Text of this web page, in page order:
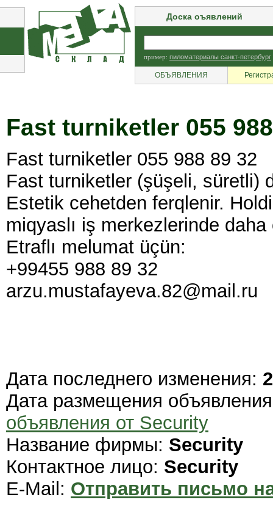
Доска оъявлений
пример: пиломатериалы санкт-петербург
ОБЪЯВЛЕНИЯ
Fast turniketler 055
Fast turniketler 055 988 89 32
Fast turniketler (şüşeli, süretli)
Estetik cehetden ferqlenir.
miqyaslı iş merkezlerinde daha
Etraflı melumat üçün:
+99455 988 89 32
arzu.mustafayeva.82@mail.ru
Дата последнего изменения:
Дата размещения
объявления от Security
Название фирмы: Security
Контактное лицо: Security
E-Mail: Отправить письмо